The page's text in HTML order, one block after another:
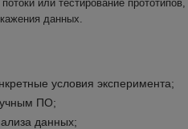
или тестирование
данных.
условия эксперимента;
ПО;
данных;